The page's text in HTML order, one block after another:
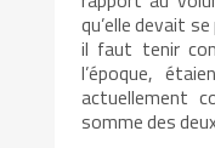
qu’elle devait
il faut tenir
l’époque,
actuellement
somme des